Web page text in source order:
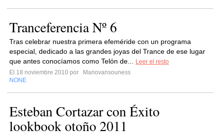
Tranceferencia Nº 6
Tras celebrar nuestra primera efeméride con un programa
especial, dedicado a las grandes joyas del Trance de ese lugar
que antes conocíamos como Telón de...
Leer el resto
El 18 noviembre 2010 por
Mariovansouness
NONE
Esteban Cortazar con Éxito
lookbook otoño 2011